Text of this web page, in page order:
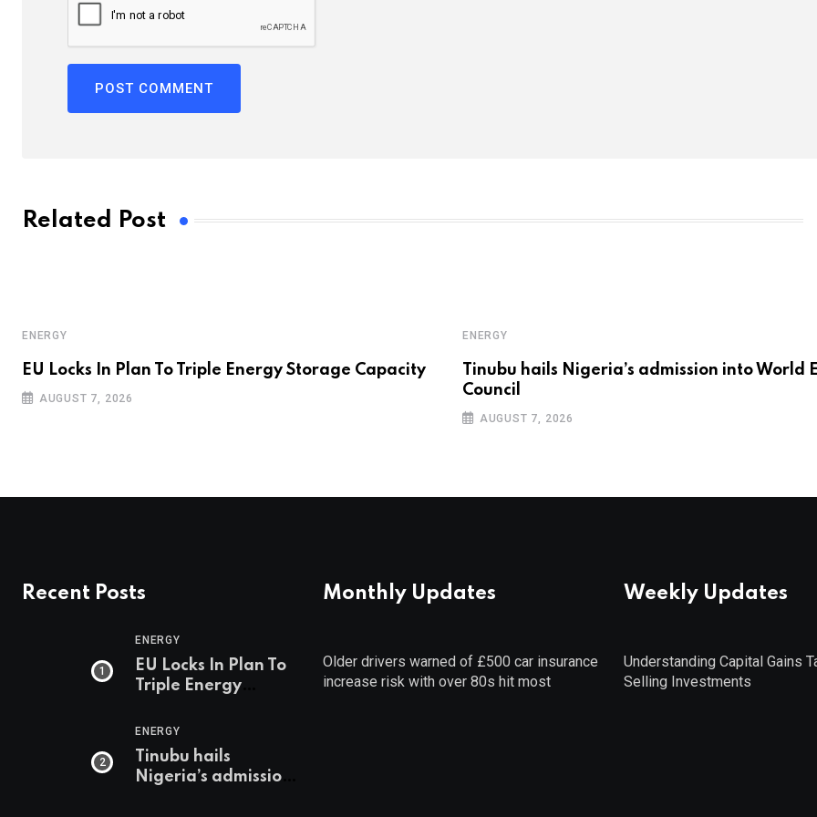
Related Post
ENERGY
EU Locks In Plan To Triple Energy Storage Capacity
AUGUST 7, 2026
ENERGY
Tinubu hails Nigeria’s admission into World
Council
AUGUST 7, 2026
Recent Posts
ENERGY
EU Locks In Plan To
Triple Energy
2030
ENERGY
Tinubu hails
Nigeria’s admission
Monthly Updates
Older drivers warned of £500 car insurance
increase risk with over 80s hit most
Weekly Updates
Understanding Capital Gains
Selling Investments